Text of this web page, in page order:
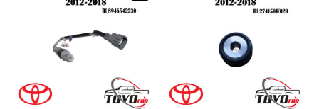
original
era:
$500,000.
actual
es: